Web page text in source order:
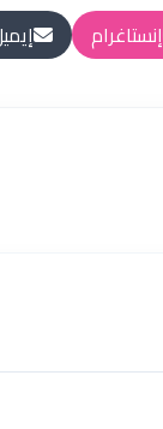
إنستاغرام